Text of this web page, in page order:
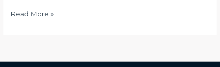
托
神
Read More »